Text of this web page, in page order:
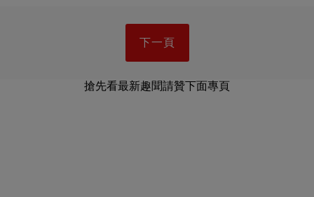
下一頁
搶先看最新趣聞請贊下面專頁